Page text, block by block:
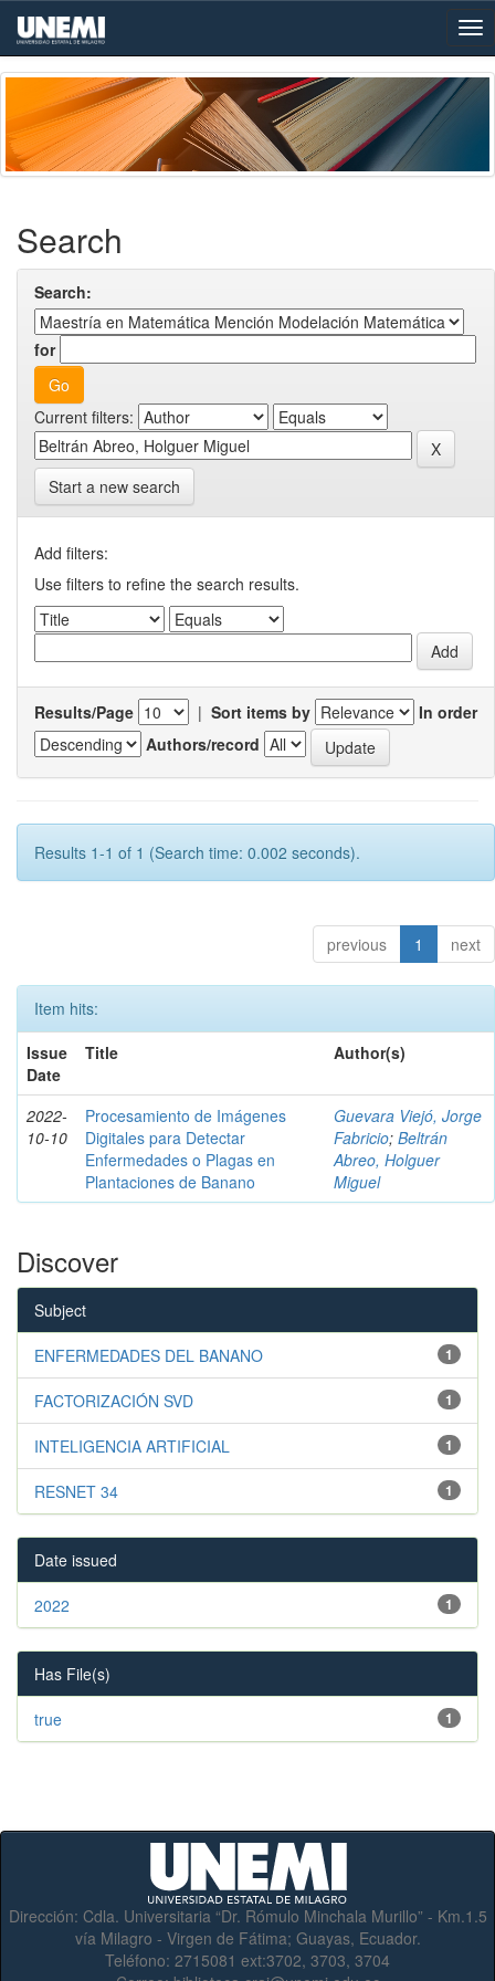
Skip
navigation
Search
Search:
for
Current filters:
Start a new search
Add filters:
Use filters to refine the search results.
Results/Page | Sort items by
In order
Authors/record
Results 1-1 of 1 (Search time: 0.002 seconds).
previous 1 next
Item hits:
Issue
Date
Title Author(s)
2022-
10-10
Procesamiento de Imágenes
Digitales para Detectar
Enfermedades o Plagas en
Plantaciones de Banano
Guevara Viejó, Jorge
Fabricio; Beltrán
Abreo, Holguer
Miguel
Discover
Subject
1
ENFERMEDADES DEL BANANO
1
FACTORIZACIÓN SVD
1
INTELIGENCIA ARTIFICIAL
1
RESNET 34
Date issued
1
2022
Has File(s)
1
true
Dirección: Cdla. Universitaria “Dr. Rómulo Minchala Murillo” - Km.1.5
vía Milagro - Virgen de Fátima; Guayas, Ecuador.
Teléfono: 2715081 ext:3702, 3703, 3704